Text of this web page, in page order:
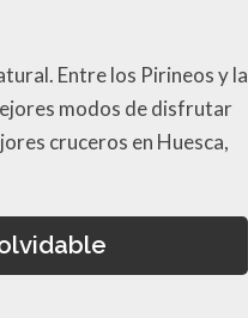
Entre los Pirineos y la
modos de disfrutar
cruceros en Huesca,